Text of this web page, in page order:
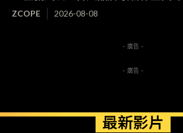
ZCOPE 2026-08-08
- 廣告 -
- 廣告 -
最新影片